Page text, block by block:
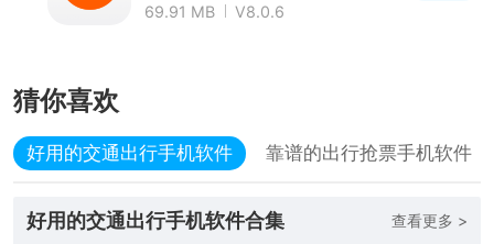
69.91 MB V8.0.6
猜你喜欢
好用的交通出行手机软件 靠谱的出行抢票手机软件
好用的交通出行手机软件合集 查看更多 >